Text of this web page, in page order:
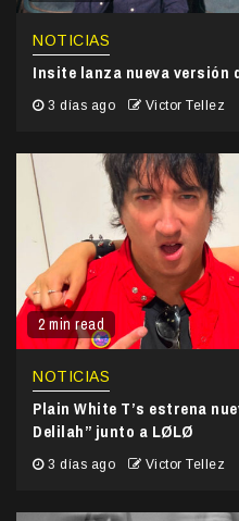
NOTICIAS
Insite lanza nueva versión
3 días ago Victor Tellez
2 min read
NOTICIAS
Plain White T’s estrena
Delilah” junto a LØLØ
3 días ago Victor Tellez